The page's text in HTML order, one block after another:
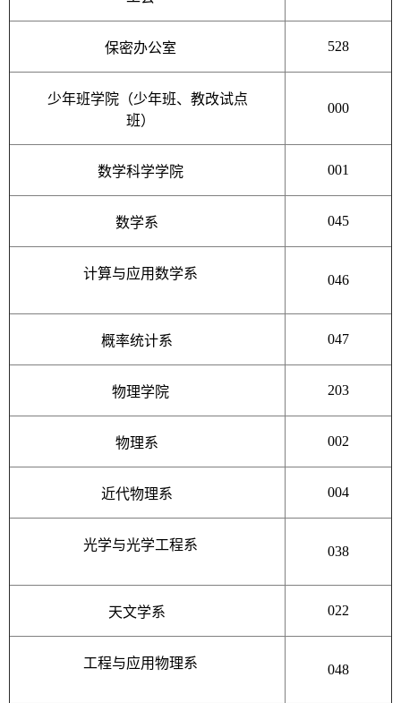
保密办公室 528
少年班学院（少年班、教改试点
班）
000
数学科学学院 001
数学系 045
计算与应用数学系 046
概率统计系 047
物理学院 203
物理系 002
近代物理系 004
光学与光学工程系 038
天文学系 022
工程与应用物理系 048